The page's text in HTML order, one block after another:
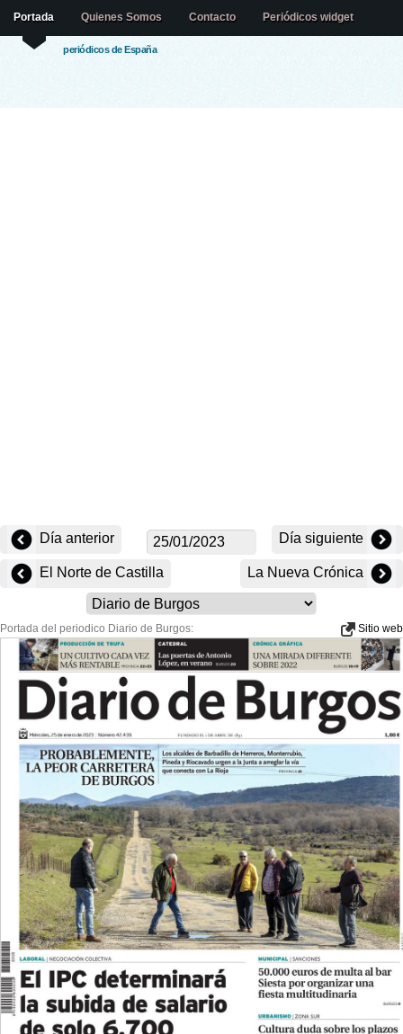
periódicos de España
Portada Quienes Somos Contacto Periódicos widget
Día anterior Día siguiente
El Norte de Castilla La Nueva Crónica
Portada del periodico Diario de Burgos: Sitio web